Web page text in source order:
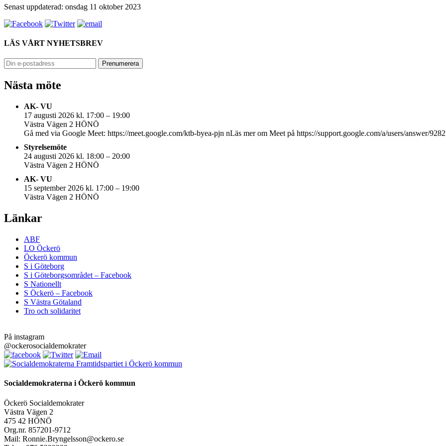
Senast uppdaterad: onsdag 11 oktober 2023
LÄS VÅRT NYHETSBREV
Nästa möte
AK- VU
17 augusti 2026 kl. 17:00 – 19:00
Västra Vägen 2 HÖNÖ
Gå med via Google Meet: https://meet.google.com/ktb-byea-pjn nLäs mer om Meet på https://support.google.com/a/users/answer/
Styrelsemöte
24 augusti 2026 kl. 18:00 – 20:00
Västra Vägen 2 HÖNÖ
AK- VU
15 september 2026 kl. 17:00 – 19:00
Västra Vägen 2 HÖNÖ
Länkar
ABF
LO Öckerö
Öckerö kommun
S i Göteborg
S i Göteborgsområdet – Facebook
S Nationellt
S Öckerö – Facebook
S Västra Götaland
Tro och solidaritet
På instagram
@ockerosocialdemokrater
Framtidspartiet i Öckerö kommun
Socialdemokraterna i Öckerö kommun
Öckerö Socialdemokrater
Västra Vägen 2
475 42 HÖNÖ
Org.nr. 857201-9712
Mail: Ronnie.Bryngelsson@ockero.se